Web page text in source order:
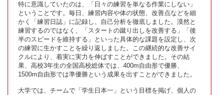
特に意識していたのは、「日々の練習を単なる作業にしない」
ということです。毎日、練習内容や体の状態、改善点などを細
かく「練習日誌」に記録し、自己分析を徹底しました。漠然と
練習するのではなく、「スタートの蹴り出しを改善する」「後
半のスピードを維持する」といった具体的な課題を設定し、次
の練習に生かすことを繰り返しました。この継続的な改善サイ
クルにより、着実に実力を伸ばすことができました。その結
果、高校3年生の全国高校総体では、400m自由形で優勝、
1500m自由形では準優勝という成果を出すことができました。
大学では、チームで「学生日本一」という目標を掲げ、個人の